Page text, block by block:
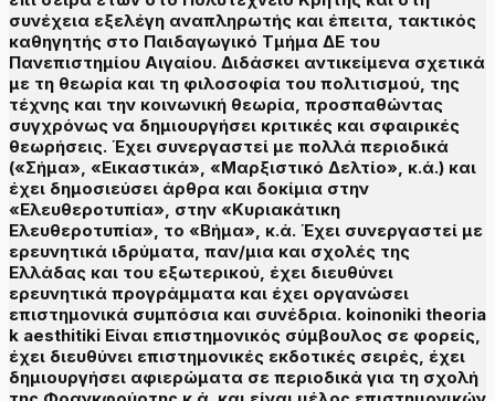
συνέχεια εξελέγη αναπληρωτής και έπειτα, τακτικός
καθηγητής στο Παιδαγωγικό Τμήμα ΔΕ του
Πανεπιστημίου Αιγαίου. Διδάσκει αντικείμενα σχετικά
με τη θεωρία και τη φιλοσοφία του πολιτισμού, της
τέχνης και την κοινωνική θεωρία, προσπαθώντας
συγχρόνως να δημιουργήσει κριτικές και σφαιρικές
θεωρήσεις. Έχει συνεργαστεί με πολλά περιοδικά
(«Σήμα», «Εικαστικά», «Μαρξιστικό Δελτίο», κ.ά.) και
έχει δημοσιεύσει άρθρα και δοκίμια στην
«Ελευθεροτυπία», στην «Κυριακάτικη
Ελευθεροτυπία», το «Βήμα», κ.ά. Έχει συνεργαστεί με
ερευνητικά ιδρύματα, παν/μια και σχολές της
Ελλάδας και του εξωτερικού, έχει διευθύνει
ερευνητικά προγράμματα και έχει οργανώσει
επιστημονικά συμπόσια και συνέδρια. koinoniki theoria
k aesthitiki Είναι επιστημονικός σύμβουλος σε φορείς,
έχει διευθύνει επιστημονικές εκδοτικές σειρές, έχει
δημιουργήσει αφιερώματα σε περιοδικά για τη σχολή